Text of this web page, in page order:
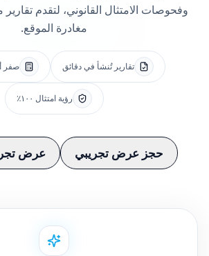
وفحوصات الامتثال القانوني، لتقدم
مغادرة الموقع.
تقارير تُنشأ في دقائق صفر
رؤية امتثال ١٠٠٪
حجز عرض تجريبي عرض